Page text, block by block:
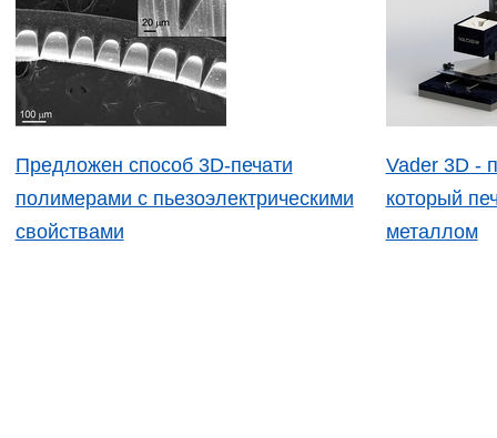
Предложен способ 3D-печати
полимерами с пьезоэлектрическими
свойствами
Vader 3D -
который
металлом